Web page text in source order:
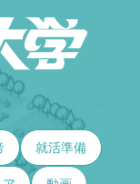
就活準備